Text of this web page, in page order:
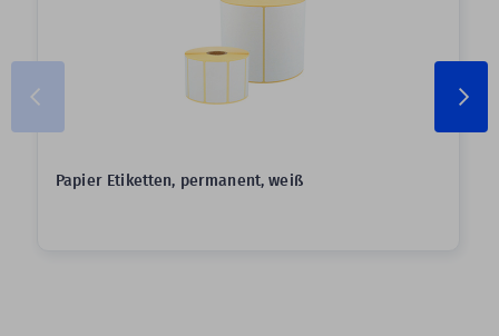
Papier Etiketten, permanent, weiß